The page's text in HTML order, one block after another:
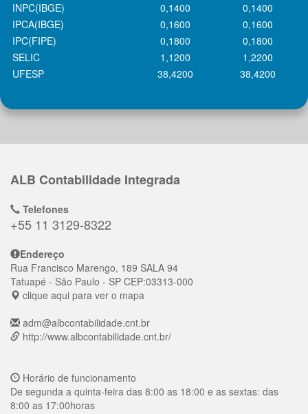
INPC(IBGE)
0,1400
0,1400
IPCA(IBGE)
0,1600
0,1600
IPC(FIPE)
0,1800
0,1800
SELIC
1,1200
1,2200
UFESP
38,4200 38,4200
ALB Contabilidade Integrada
Telefones
+55 11 3129-8322
Endereço
Rua Francisco Marengo, 189 SALA 94
Tatuapé - São Paulo - SP CEP:03313-000
clique aqui para ver o mapa
adm@albcontabilidade.cnt.br
http://www.albcontabilidade.cnt.br/
Horário de funcionamento
De segunda a quinta-feira das 8:00 as 18:00 e as sextas: das
8:00 as 17:00horas